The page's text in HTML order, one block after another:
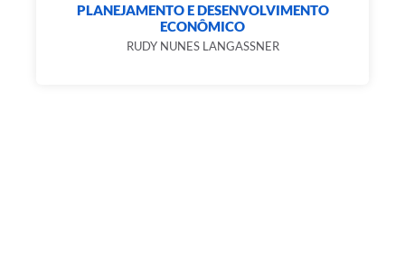
PLANEJAMENTO E DESENVOLVIMENTO
ECONÔMICO
RUDY NUNES LANGASSNER